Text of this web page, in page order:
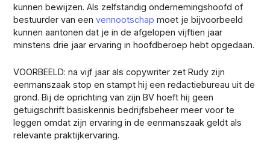
kunnen bewijzen. Als zelfstandig ondernemingshoofd of
bestuurder van eenvennootschap moet je bijvoorbeeld
kunnen aantonen dat je in de afgelopen vijftien jaar
minstens drie jaar ervaring in hoofdberoep hebt opgedaan.
VOORBEELD: na vijf jaar als copywriter zet Rudy zijn
eenmanszaak stop en stampt hij een redactiebureau uit de
grond. Bij de oprichting van zijn BV hoeft hij geen
getuigschrift basiskennis bedrijfsbeheer meer voor te
leggen omdat zijn ervaring in de eenmanszaak geldt als
relevante praktijkervaring.